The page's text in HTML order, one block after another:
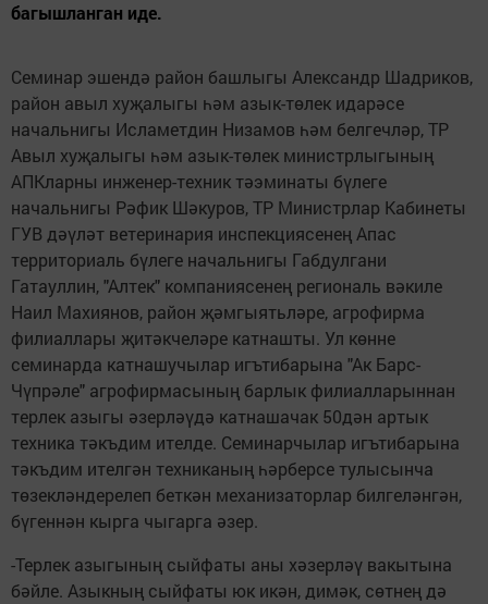
багышланган иде.
Семинар эшендә район башлыгы Александр Шадриков,
район авыл хуҗалыгы һәм азык-төлек идарәсе
начальнигы Исламетдин Низамов һәм белгечләр, ТР
Авыл хуҗалыгы һәм азык-төлек министрлыгының
АПКларны инженер-техник тәэминаты бүлеге
начальнигы Рәфик Шәкуров, ТР Министрлар Кабинеты
ГУВ дәүләт ветеринария инспекциясенең Апас
территориаль бүлеге начальнигы Габдулгани
Гатауллин, "Алтек" компаниясенең региональ вәкиле
Наил Махиянов, район җәмгыятьләре, агрофирма
филиаллары җитәкчеләре катнашты. Ул көнне
семинарда катнашучылар игътибарына "Ак Барс-
Чүпрәле" агрофирмасының барлык филиалларыннан
терлек азыгы әзерләүдә катнашачак 50дән артык
техника тәкъдим ителде. Семинарчылар игътибарына
тәкъдим ителгән техниканың һәрберсе тулысынча
төзекләндерелеп беткән механизаторлар билгеләнгән,
бүгеннән кырга чыгарга әзер.
-Терлек азыгының сыйфаты аны хәзерләү вакытына
бәйле. Азыкның сыйфаты юк икән, димәк, сөтнең дә